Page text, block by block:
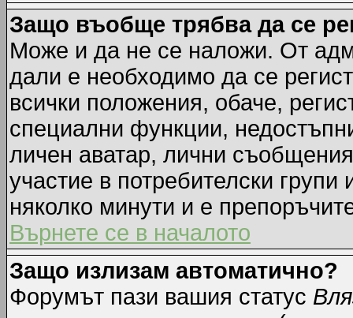
Защо въобще трябва да се
Може и да не се наложи. От
дали е необходимо да се
всички положения, обаче,
специални функции,
личен аватар, лични
участие в потребителски
няколко минути и е
Върнете се в началото
Защо излизам автоматично?
Форумът пази вашия статус